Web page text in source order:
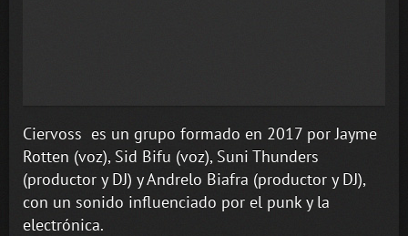
Ciervoss es un grupo formado en 2017 por Jayme
Rotten (voz), Sid Bifu (voz), Suni Thunders
(productor y DJ) y Andrelo Biafra (productor y DJ),
con un sonido influenciado por el punk y la
electrónica.